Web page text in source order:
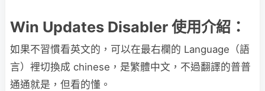
Win Updates Disabler 使用介紹：
如果不習慣看英文的，可以在最右欄的 Language（語
言）裡切換成 chinese，是繁體中文，不過翻譯的普普
通通就是，但看的懂。